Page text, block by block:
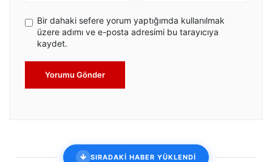
Bir dahaki sefere yorum yaptığımda kullanılmak
üzere adımı ve e-posta adresimi bu tarayıcıya
kaydet.
Yorumu Gönder
SIRADAKİ HABER YÜKLENDİ